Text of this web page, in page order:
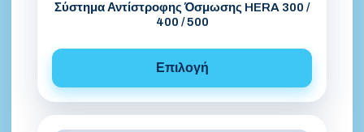
Σύστημα Αντίστροφης Όσμωσης HERA 300 /
400 / 500
Επιλογή